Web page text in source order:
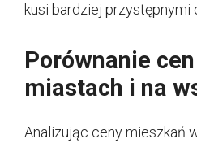
kusi bardziej przystępnymi
Porównanie
miastach i na
Analizując ceny mieszkań